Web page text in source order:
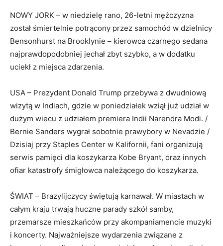
NOWY JORK – w niedzielę rano, 26-letni mężczyzna
został śmiertelnie potrącony przez samochód w dzielnicy
Bensonhurst na Brooklynie – kierowca czarnego sedana
najprawdopodobniej jechał zbyt szybko, a w dodatku
uciekł z miejsca zdarzenia.
USA – Prezydent Donald Trump przebywa z dwudniową
wizytą w Indiach, gdzie w poniedziałek wziął już udział w
dużym wiecu z udziałem premiera Indii Narendra Modi. /
Bernie Sanders wygrał sobotnie prawybory w Nevadzie /
Dzisiaj przy Staples Center w Kalifornii, fani organizują
serwis pamięci dla koszykarza Kobe Bryant, oraz innych
ofiar katastrofy śmigłowca należącego do koszykarza.
ŚWIAT – Brazylijczycy świętują karnawał. W miastach w
całym kraju trwają huczne parady szkół samby,
przemarsze mieszkańców przy akompaniamencie muzyki
i koncerty. Najważniejsze wydarzenia związane z